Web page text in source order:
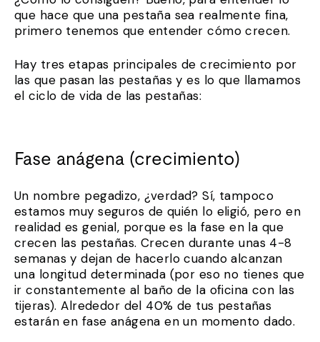
que hace que una pestaña sea realmente fina,
primero tenemos que entender cómo crecen.
Hay tres etapas principales de crecimiento por
las que pasan las pestañas y es lo que llamamos
el ciclo de vida de las pestañas:
Fase anágena (crecimiento)
Un nombre pegadizo, ¿verdad? Sí, tampoco
estamos muy seguros de quién lo eligió, pero en
realidad es genial, porque es la fase en la que
crecen las pestañas. Crecen durante unas 4-8
semanas y dejan de hacerlo cuando alcanzan
una longitud determinada (por eso no tienes que
ir constantemente al baño de la oficina con las
tijeras). Alrededor del 40% de tus pestañas
estarán en fase anágena en un momento dado.